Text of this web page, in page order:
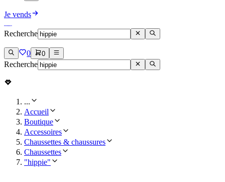
Je vends
Recherche
0 0
Recherche
...
Accueil
Boutique
Accessoires
Chaussettes & chaussures
Chaussettes
"hippie"